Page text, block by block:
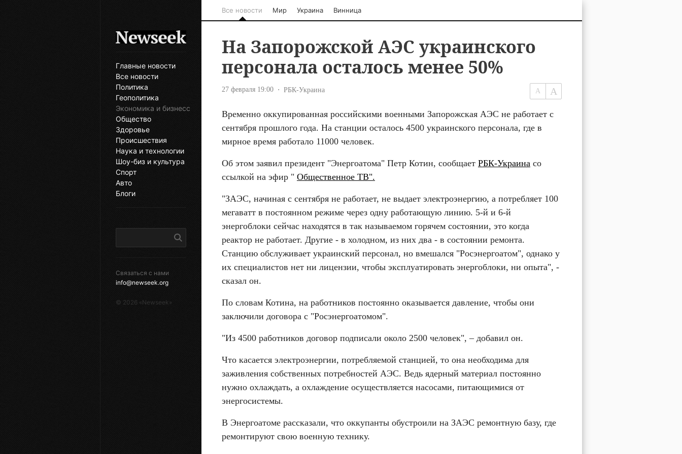
Главные новости
Все новости
Политика
Геополитика
Экономика и бизнесс
Общество
Здоровье
Происшествия
Наука и технологии
Шоу-биз и культура
Спорт
Авто
Блоги
Связаться с нами
info@newseek.org
© 2026 «Newseek»
Все новости Мир Украина Винница
На Запорожской АЭС украинского
персонала осталось менее 50%
27 февраля 19:00 РБК-Украина
Временно оккупированная российскими военными Запорожская АЭС не работает с
сентября прошлого года. На станции осталось 4500 украинского персонала, где в
мирное время работало 11000 человек.
Об этом заявил президент "Энергоатома" Петр Котин, сообщает РБК-Украина со
ссылкой на эфир " Общественное ТВ".
"ЗАЭС, начиная с сентября не работает, не выдает электроэнергию, а потребляет 100
мегаватт в постоянном режиме через одну работающую линию. 5-й и 6-й
энергоблоки сейчас находятся в так называемом горячем состоянии, это когда
реактор не работает. Другие - в холодном, из них два - в состоянии ремонта.
Станцию обслуживает украинский персонал, но вмешался "Росэнергоатом", однако у
их специалистов нет ни лицензии, чтобы эксплуатировать энергоблоки, ни опыта", -
сказал он.
По словам Котина, на работников постоянно оказывается давление, чтобы они
заключили договора с "Росэнергоатомом".
"Из 4500 работников договор подписали около 2500 человек", – добавил он.
Что касается электроэнергии, потребляемой станцией, то она необходима для
заживления собственных потребностей АЭС. Ведь ядерный материал постоянно
нужно охлаждать, а охлаждение осуществляется насосами, питающимися от
энергосистемы.
В Энергоатоме рассказали, что оккупанты обустроили на ЗАЭС ремонтную базу, где
ремонтируют свою военную технику.